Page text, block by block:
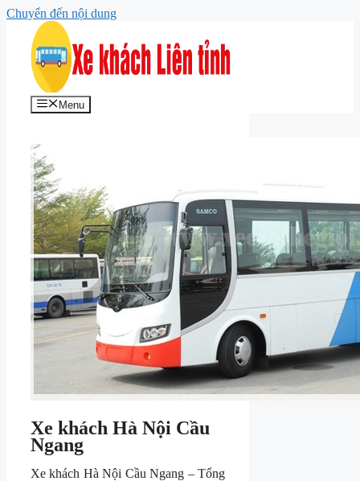
Chuyển đến nội dung
Menu
Xe khách Hà Nội Cầu
Ngang
Xe khách Hà Nội Cầu Ngang – Tổng